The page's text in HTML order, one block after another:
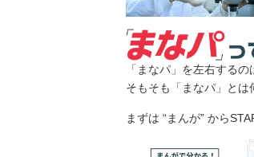
「 まなパ 」を左右する
そもそも「 まなパ 」とは
まずは “まんが” から